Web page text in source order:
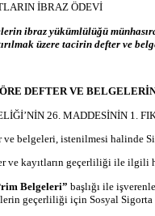
İBRAZ ÖDEVİ
ibraz yükümlülüğü
üzere tacirin defter ve
DEFTER VE
26. MADDESİNİN 1.
belgeleri, istenilmesi halinde
ve kayıtların geçerliliği ile ilgili
Belgeleri” başlığı ile
geçerliliği için Sosyal